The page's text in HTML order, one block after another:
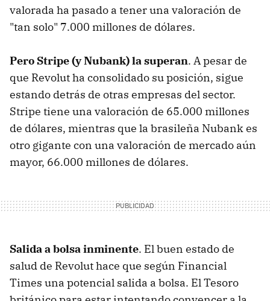
valorada ha pasado a tener una valoración de
"tan solo" 7.000 millones de dólares.
Pero Stripe (y Nubank) la superan. A pesar de
que Revolut ha consolidado su posición, sigue
estando detrás de otras empresas del sector.
Stripe tiene una valoración de 65.000 millones
de dólares, mientras que la brasileña Nubank es
otro gigante con una valoración de mercado aún
mayor, 66.000 millones de dólares.
Salida a bolsa inminente. El buen estado de
salud de Revolut hace que según Financial
Times una potencial salida a bolsa. El Tesoro